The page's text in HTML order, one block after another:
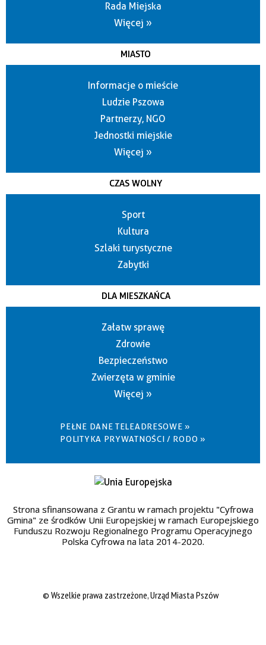
Rada Miejska
Więcej »
MIASTO
Informacje o mieście
Ludzie Pszowa
Partnerzy, NGO
Jednostki miejskie
Więcej »
CZAS WOLNY
Sport
Kultura
Szlaki turystyczne
Zabytki
DLA MIESZKAŃCA
Załatw sprawę
Zdrowie
Bezpieczeństwo
Zwierzęta w gminie
Więcej »
PEŁNE DANE TELEADRESOWE »
POLITYKA PRYWATNOŚCI / RODO »
Strona sfinansowana z Grantu w ramach projektu "Cyfrowa
Gmina" ze środków Unii Europejskiej w ramach Europejskiego
Funduszu Rozwoju Regionalnego Programu Operacyjnego
Polska Cyfrowa na lata 2014-2020.
© Wszelkie prawa zastrzeżone, Urząd Miasta Pszów